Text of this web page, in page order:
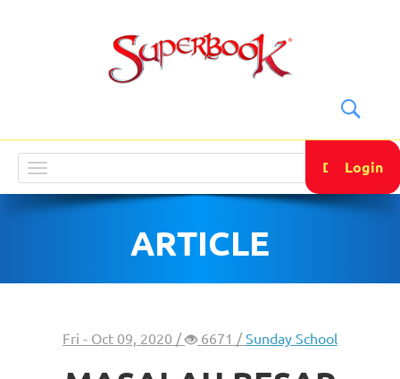
navigation
DONATE
Login
ARTICLE
Fri - Oct 09, 2020 / 6671 /Sunday School